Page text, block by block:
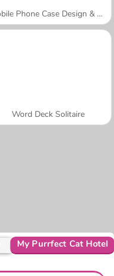
Mobile Phone Case Design & DIY
Word Deck Solitaire
My Purrfect Cat Hotel